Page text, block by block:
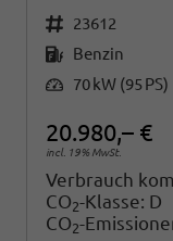
Fahrzeugnr. 23612
Kraftstoff Benzin
Leistung 70 kW (95 PS)
20.980,– €
incl. 19% MwSt.
Verbrauch
CO2-Klasse: D
CO2-